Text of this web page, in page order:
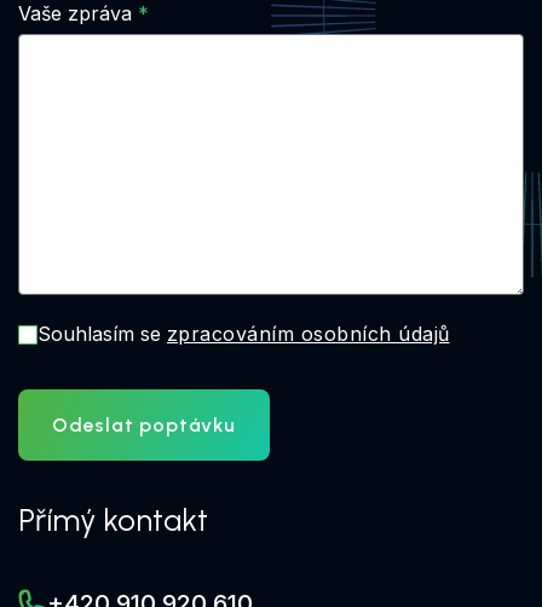
Vaše zpráva
Souhlasím se zpracováním osobních údajů
Odeslat poptávku
Přímý kontakt